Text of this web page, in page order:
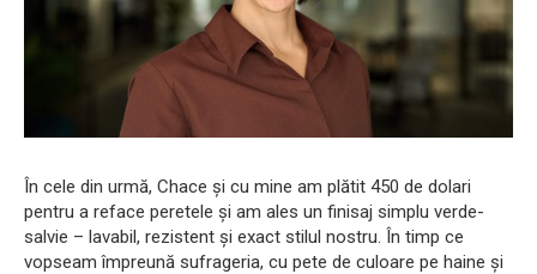
În cele din urmă, Chace și cu mine am plătit 450 de dolari
pentru a reface peretele și am ales un finisaj simplu verde-
salvie – lavabil, rezistent și exact stilul nostru. În timp ce
vopseam împreună sufrageria, cu pete de culoare pe haine și